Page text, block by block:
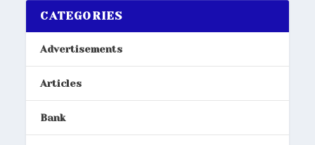
CATEGORIES
Advertisements
Articles
Bank